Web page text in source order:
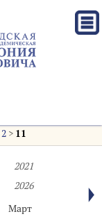
2> 11
2021
2026
Март